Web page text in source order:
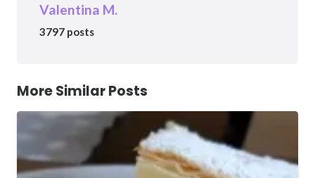
Valentina M.
3797 posts
More Similar Posts